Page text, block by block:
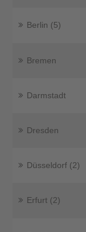
Berlin (5)
Bremen
Darmstadt
Dresden
Düsseldorf (2)
Erfurt (2)